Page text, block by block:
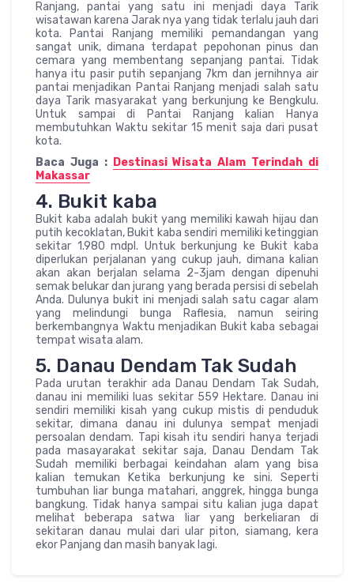
Ranjang, pantai yang satu ini menjadi daya Tarik
wisatawan karena Jarak nya yang tidak terlalu jauh dari
kota. Pantai Ranjang memiliki pemandangan yang
sangat unik, dimana terdapat pepohonan pinus dan
cemara yang membentang sepanjang pantai. Tidak
hanya itu pasir putih sepanjang 7km dan jernihnya air
pantai menjadikan Pantai Ranjang menjadi salah satu
daya Tarik masyarakat yang berkunjung ke Bengkulu.
Untuk sampai di Pantai Ranjang kalian Hanya
membutuhkan Waktu sekitar 15 menit saja dari pusat
kota.
Baca Juga : Destinasi Wisata Alam Terindah di
Makassar
4. Bukit kaba
Bukit kaba adalah bukit yang memiliki kawah hijau dan
putih kecoklatan, Bukit kaba sendiri memiliki ketinggian
sekitar 1.980 mdpl. Untuk berkunjung ke Bukit kaba
diperlukan perjalanan yang cukup jauh, dimana kalian
akan akan berjalan selama 2-3jam dengan dipenuhi
semak belukar dan jurang yang berada persisi di sebelah
Anda. Dulunya bukit ini menjadi salah satu cagar alam
yang melindungi bunga Raflesia, namun seiring
berkembangnya Waktu menjadikan Bukit kaba sebagai
tempat wisata alam.
5. Danau Dendam Tak Sudah
Pada urutan terakhir ada Danau Dendam Tak Sudah,
danau ini memiliki luas sekitar 559 Hektare. Danau ini
sendiri memiliki kisah yang cukup mistis di penduduk
sekitar, dimana danau ini dulunya sempat menjadi
persoalan dendam. Tapi kisah itu sendiri hanya terjadi
pada masayarakat sekitar saja, Danau Dendam Tak
Sudah memiliki berbagai keindahan alam yang bisa
kalian temukan Ketika berkunjung ke sini. Seperti
tumbuhan liar bunga matahari, anggrek, hingga bunga
bangkung. Tidak hanya sampai situ kalian juga dapat
melihat beberapa satwa liar yang berkeliaran di
sekitaran danau mulai dari ular piton, siamang, kera
ekor Panjang dan masih banyak lagi.